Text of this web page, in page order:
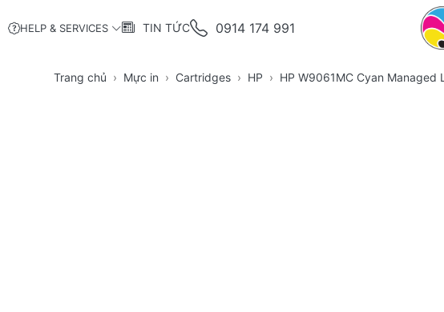
HELP & SERVICES TIN TỨC 0914 174 991
Trang chủ Mực in Cartridges HP HP W9061MC Cyan Managed